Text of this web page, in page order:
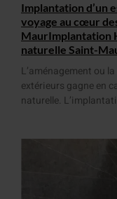
Implantation d’un
voyage au cœur
MaurImplantation
naturelle Saint-
L’aménagement ou
extérieurs gagne en
naturelle.